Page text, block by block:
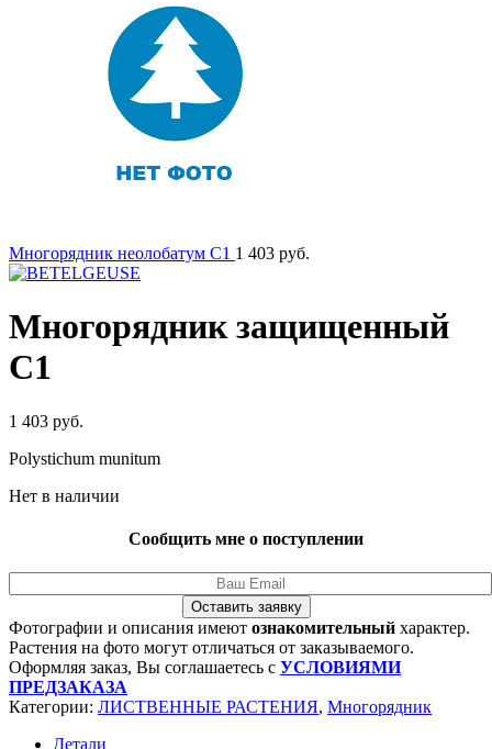
Многорядник неолобатум C1 1 403 руб.
Многорядник защищенный
C1
1 403 руб.
Polystichum munitum
Нет в наличии
Сообщить мне о поступлении
Оставить заявку
Фотографии и описания имеют ознакомительный характер.
Растения на фото могут отличаться от заказываемого.
Оформляя заказ, Вы соглашаетесь с УСЛОВИЯМИ
ПРЕДЗАКАЗА
Категории: ЛИСТВЕННЫЕ РАСТЕНИЯ, Многорядник
Детали